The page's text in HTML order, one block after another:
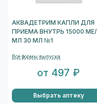
АКВАДЕТРИМ КАПЛИ ДЛЯ
ПРИЕМА ВНУТРЬ 15000 МЕ/
МЛ 30 МЛ №1
Все формы выпуска
от 497 ₽
Выбрать аптеку